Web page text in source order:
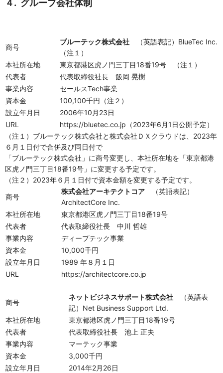
４. グループ会社体制
商号
ブルーテック株式会社 （英語表記）BlueTec Inc.
（注１）
本社所在地
東京都港区虎ノ門三丁目18番19号 （注１）
代表者
代表取締役社長 飯岡 晃樹
事業内容
セールスTech事業
資本金
100,100千円（注２）
設立年月日
2006年10月23日
URL
https://bluetec.co.jp（2023年6月1日公開予定）
（注１）ブルーテック株式会社と株式会社ＤＸクラウドは、2023年
６月１日付で合併及び同日付で
「ブルーテック株式会社」に商号変更し、本社所在地を「東京都港
区虎ノ門三丁目18番19号」に変更する予定です。
（注２）2023年６月１日付で資本金額を変更する予定です。
商号
株式会社アーキテクトコア （英語表記）
ArchitectCore Inc.
本社所在地
東京都港区虎ノ門三丁目18番19号
代表者
代表取締役社長 中川 哲雄
事業内容
ディープテック事業
資本金
10,000千円
設立年月日
1989 年８月１日
URL
https://architectcore.co.jp
商号
ネットビジネスサポート株式会社 （英語表
記）Net Business Support Ltd.
本社所在地
東京都港区虎ノ門三丁目18番19号
代表者
代表取締役社長 池上 正夫
事業内容
マーテック事業
資本金
3,000千円
設立年月日
2014年2月26日